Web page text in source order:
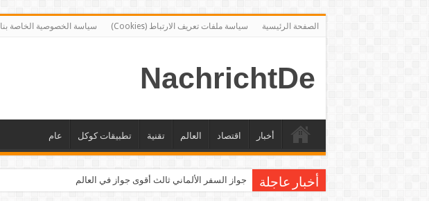
الصفحة الرئيسية سياسة ملفات تعريف الارتباط (Cookies) سياسة الخصوصية الخاصة بنا
NachrichtDe
أخبار اقتصاد العالم تقنية تطبيقات كوكل عام
أخبار عاجلة جواز السفر الألماني ثالث أقوى جواز في العالم